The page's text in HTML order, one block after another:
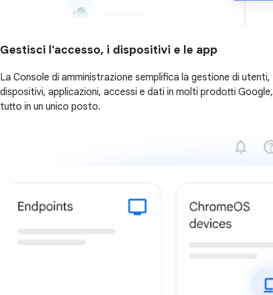
Gestisci l'accesso, i dispositivi e le app
La Console di amministrazione semplifica la gestione di utenti,
dispositivi, applicazioni, accessi e dati in molti prodotti Google,
tutto in un unico posto.